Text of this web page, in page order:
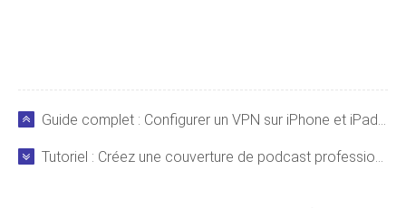
Guide complet : Configurer un VPN sur iPhone et iPad en quelques étapes simples
Tutoriel : Créez une couverture de podcast professionnelle avec Photoshop